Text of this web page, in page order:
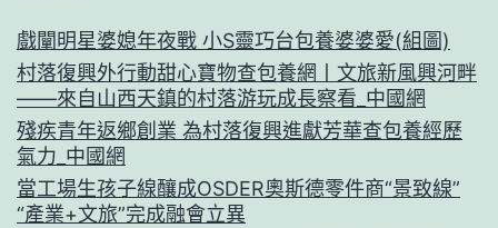
戲闡明星婆媳年夜戰 小S靈巧台包養婆婆愛(組圖)
村落復興外行動甜心寶物查包養網丨文旅新風興河畔
——來自山西天鎮的村落游玩成長察看_中國網
殘疾青年返鄉創業 為村落復興進獻芳華查包養經歷
氣力_中國網
當工場生孩子線釀成OSDER奧斯德零件商“景致線”
“產業+文旅”完成融會立異